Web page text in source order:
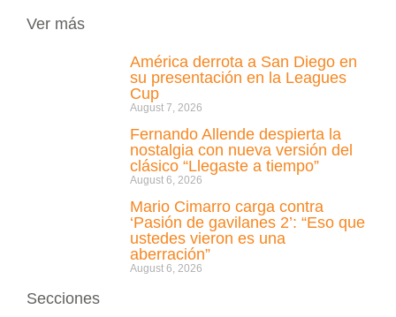
Ver más
América derrota a San Diego en
su presentación en la Leagues
Cup
August 7, 2026
Fernando Allende despierta la
nostalgia con nueva versión del
clásico “Llegaste a tiempo”
August 6, 2026
Mario Cimarro carga contra
‘Pasión de gavilanes 2’: “Eso que
ustedes vieron es una
aberración”
August 6, 2026
Secciones